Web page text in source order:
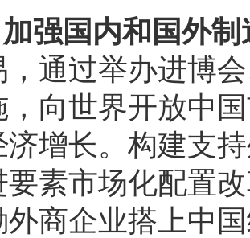
强国内和国外
通过举办进博
，向世界开放中
济增长。构建支
要素市场化配置
外商企业搭上中